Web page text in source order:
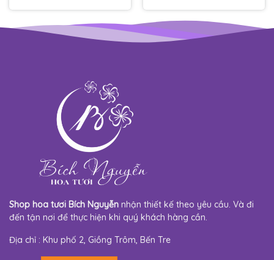
Shop hoa tươi Bích Nguyễn nhận thiết kế theo yêu cầu. Và đi
đến tận nơi để thực hiện khi quý khách hàng cần.
Địa chỉ : Khu phố 2, Giồng Trôm, Bến Tre